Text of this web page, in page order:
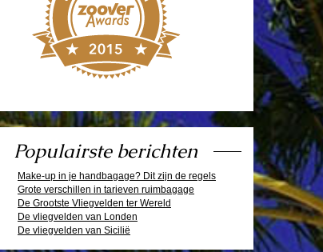
Populairste berichten
Make-up in je handbagage? Dit zijn de regels
Grote verschillen in tarieven ruimbagage
De Grootste Vliegvelden ter Wereld
De vliegvelden van Londen
De vliegvelden van Sicilië